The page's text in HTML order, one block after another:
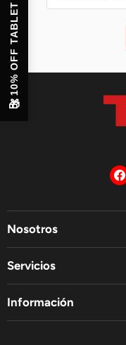
Nosotros
Servicios
Información
10% OFF TABLET
🎁